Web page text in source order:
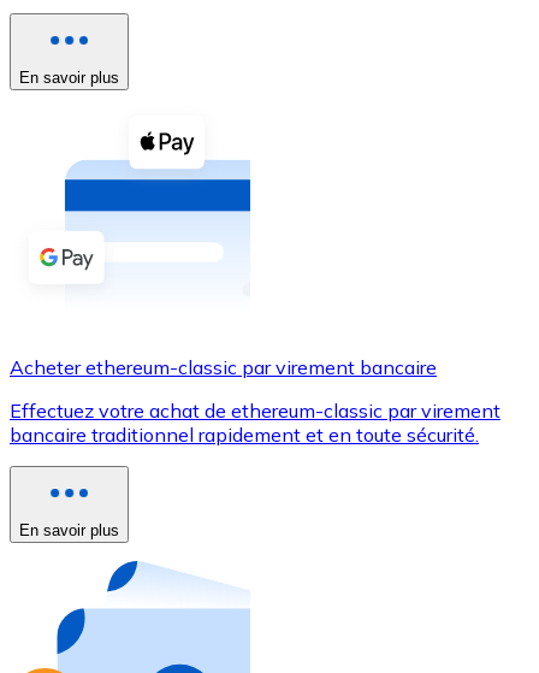
Voir toutes
Coupons crypto
Achetez des cryptomonnaies en espèces et d'autres
Acheter avec espèces
Virement SEPA
Utilisez les cartes Visa et Mastercard pour acheter
Acheter avec carte
Nouveau
Achetez des cartes-cadeaux de vos marques
Aller à la boutique de cartes-cadeaux
En savoir plus
Acheter ethereum-classic par virement bancaire
Effectuez votre achat de ethereum-classic par virement
bancaire traditionnel rapidement et en toute sécurité.
En savoir plus